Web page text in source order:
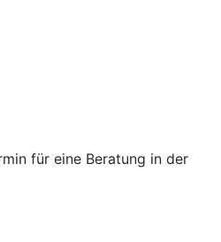
für eine Beratung in der